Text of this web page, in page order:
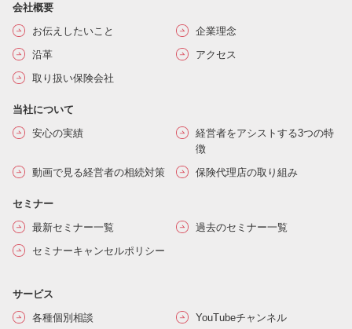
会社概要
お伝えしたいこと
企業理念
沿革
アクセス
取り扱い保険会社
当社について
安心の実績
経営者をアシストする3つの特
徴
動画で見る経営者の相続対策
保険代理店の取り組み
セミナー
最新セミナー一覧
過去のセミナー一覧
セミナーキャンセルポリシー
サービス
各種個別相談
YouTubeチャンネル